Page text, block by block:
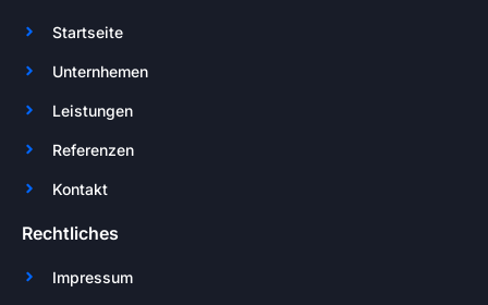
Startseite
Unternhemen
Leistungen
Referenzen
Kontakt
Rechtliches
Impressum